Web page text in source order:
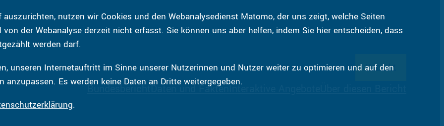
nutzen wir Cookies und den Webanalysedienst Matomo, der uns zeigt, welche Seiten
der Webanalyse derzeit nicht erfasst. Sie können uns aber helfen, indem Sie hier entscheiden, dass
werden darf.
unseren Internetauftritt im Sinne unserer Nutzerinnen und Nutzer weiter zu optimieren und auf den
Es werden keine Daten an Dritte weitergegeben.
.
Kontakt
BundesberichtDaten und FaktenInteraktive Angebote